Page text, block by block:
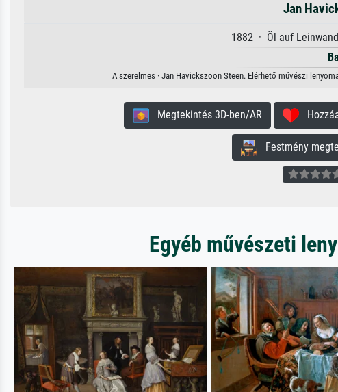
Jan
1882 · Öl auf
A szerelmes · Jan Havickszoon Steen. Elérhető művészi
Megtekintés 3D-ben/AR
Festmény
Egyéb művészeti